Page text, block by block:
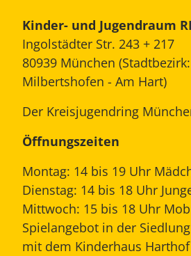
Kinder- und Jugendraum
Ingolstädter Str. 243 + 217
80939 München
Milbertshofen - Am Hart)
Der Kreisjugendring
Öffnungszeiten
Montag: 14 bis 19 Uhr
Dienstag: 14 bis 18 Uhr
Mittwoch: 15 bis 18 Uhr
Spielangebot in der
mit dem Kinderhaus Harthof